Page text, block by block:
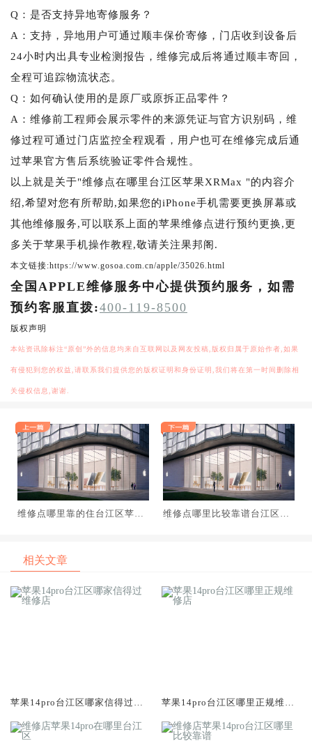
Q：是否支持异地寄修服务？
A：支持，异地用户可通过顺丰保价寄修，门店收到设备后
24小时内出具专业检测报告，维修完成后将通过顺丰寄回，
全程可追踪物流状态。
Q：如何确认使用的是原厂或原拆正品零件？
A：维修前工程师会展示零件的来源凭证与官方识别码，维
修过程可通过门店监控全程观看，用户也可在维修完成后通
过苹果官方售后系统验证零件合规性。
以上就是关于"维修点在哪里台江区苹果XRMax "的内容介
绍,希望对您有所帮助,如果您的iPhone手机需要更换屏幕或
其他维修服务,可以联系上面的苹果维修点进行预约更换,更
多关于苹果手机操作教程,敬请关注果邦阁.
本文链接:https://www.gosoa.com.cn/apple/35026.html
全国APPLE维修服务中心提供预约服务，如需
预约客服直拨:400-119-8500
版权声明
本站资讯除标注“原创”外的信息均来自互联网以及网友投稿,版权归属于原始作者,如果
有侵犯到您的权益,请联系我们提供您的版权证明和身份证明,我们将在第一时间删除相
关侵权信息,谢谢.
维修点哪里靠的住台江区苹果
维修点哪里比较靠谱台江区苹
相关文章
苹果14pro台江区哪家信得过维
苹果14pro台江区哪里正规维修